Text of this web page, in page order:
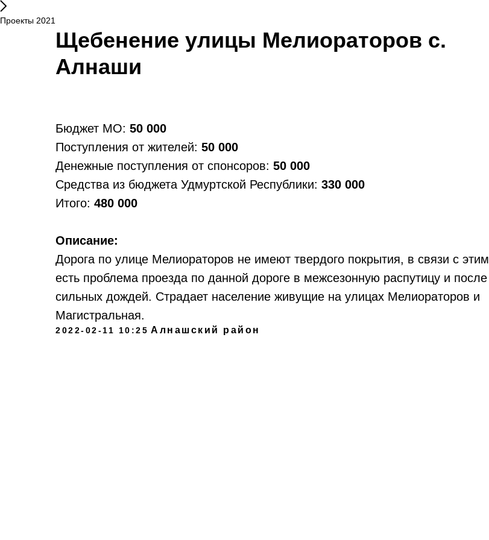
Проекты 2021
Щебенение улицы Мелиораторов с.
Алнаши
Бюджет МО: 50 000
Поступления от жителей: 50 000
Денежные поступления от спонсоров: 50 000
Средства из бюджета Удмуртской Республики: 330 000
Итого: 480 000
Описание:
Дорога по улице Мелиораторов не имеют твердого покрытия, в связи с этим
есть проблема проезда по данной дороге в межсезонную распутицу и после
сильных дождей. Страдает население живущие на улицах Мелиораторов и
Магистральная.
2022-02-11 10:25 Алнашский район